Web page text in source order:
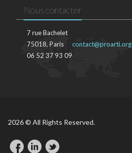
Nous contacter
7 rue Bachelet
75018, Paris
06 52 37 93 09
contact@proarti.org
2026 © All Rights Reserved.